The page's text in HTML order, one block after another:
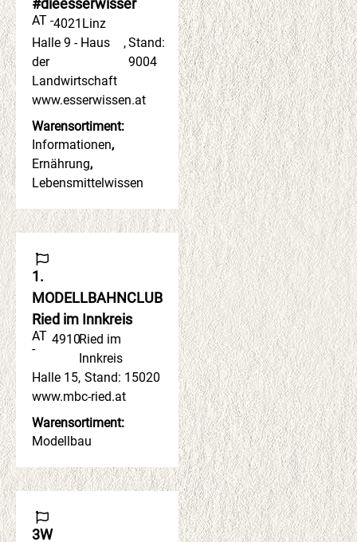
#dieesserwisser
AT -4021 Linz
Halle 9 - Haus
der
Landwirtschaft
,Stand:
9004
www.esserwissen.at
Warensortiment:
Informationen,
Ernährung,
Lebensmittelwissen
1.
MODELLBAHNCLUB
Ried im Innkreis
AT
-
4910Ried im
Innkreis
Halle 15, Stand: 15020
www.mbc-ried.at
Warensortiment:
Modellbau
3W